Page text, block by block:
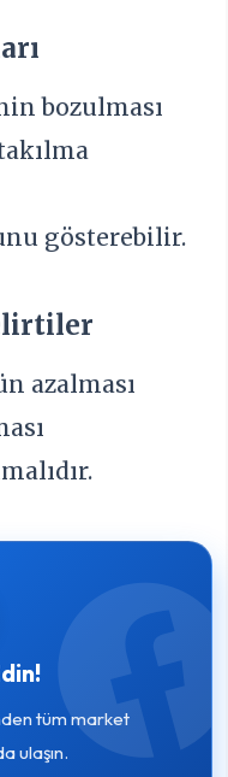
bozulması
gösterebilir.
azalması
tüm market
ulaşın.